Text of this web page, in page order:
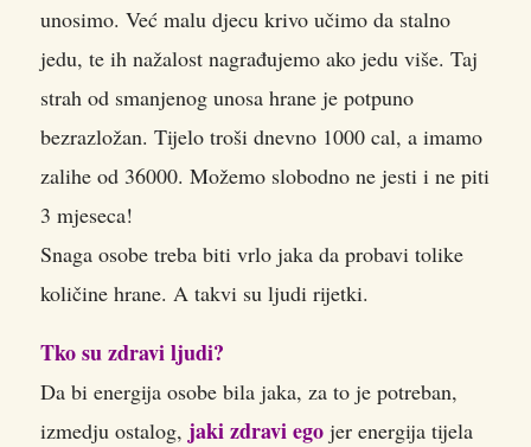
unosimo. Već malu djecu krivo učimo da stalno
jedu, te ih nažalost nagrađujemo ako jedu više. Taj
strah od smanjenog unosa hrane je potpuno
bezrazložan. Tijelo troši dnevno 1000 cal, a imamo
zalihe od 36000. Možemo slobodno ne jesti i ne piti
3 mjeseca!
Snaga osobe treba biti vrlo jaka da probavi tolike
količine hrane. A takvi su ljudi rijetki.
Tko su zdravi ljudi?
Da bi energija osobe bila jaka, za to je potreban,
izmedju ostalog, jaki zdravi ego jer energija tijela